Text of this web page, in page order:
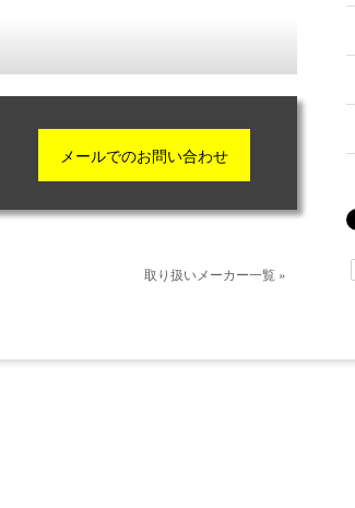
メールでのお問い合わせ
取り扱いメーカー一覧 »